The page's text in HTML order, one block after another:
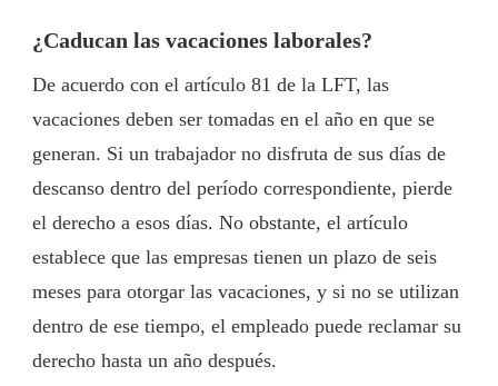
¿Caducan las vacaciones laborales?
De acuerdo con el artículo 81 de la LFT, las
vacaciones deben ser tomadas en el año en que se
generan. Si un trabajador no disfruta de sus días de
descanso dentro del período correspondiente, pierde
el derecho a esos días. No obstante, el artículo
establece que las empresas tienen un plazo de seis
meses para otorgar las vacaciones, y si no se utilizan
dentro de ese tiempo, el empleado puede reclamar su
derecho hasta un año después.